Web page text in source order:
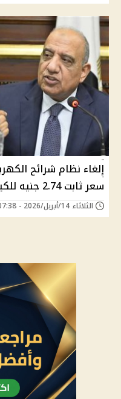
إلغاء نظام شرائح
سعر ثابت 2.74 جنيه للكيلووات رسميًا
الثلاثاء 14/أبريل/2026 - 07:38 م